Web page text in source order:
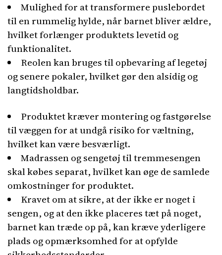
Mulighed for at transformere puslebordet
til en rummelig hylde, når barnet bliver ældre,
hvilket forlænger produktets levetid og
funktionalitet.
Reolen kan bruges til opbevaring af legetøj
og senere pokaler, hvilket gør den alsidig og
langtidsholdbar.
Produktet kræver montering og fastgørelse
til væggen for at undgå risiko for væltning,
hvilket kan være besværligt.
Madrassen og sengetøj til tremmesengen
skal købes separat, hvilket kan øge de samlede
omkostninger for produktet.
Kravet om at sikre, at der ikke er noget i
sengen, og at den ikke placeres tæt på noget,
barnet kan træde op på, kan kræve yderligere
plads og opmærksomhed for at opfylde